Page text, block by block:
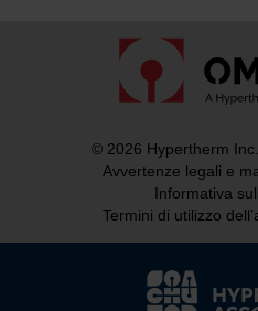
© 2026 Hypertherm
Avvertenze legali e
Informativa
Termini di utilizzo